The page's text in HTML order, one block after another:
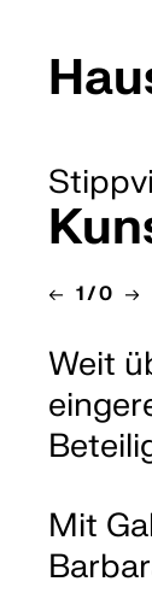
Team
← 1/0 →
Weit
Mit